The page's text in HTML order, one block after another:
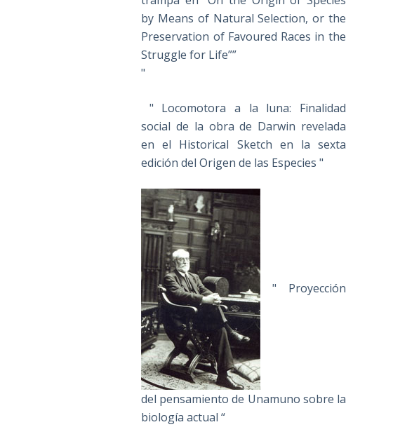
by Means of Natural Selection, or the
Preservation of Favoured Races in the
Struggle for Life””
"
" Locomotora a la luna: Finalidad
social de la obra de Darwin revelada
en el Historical Sketch en la sexta
edición del Origen de las Especies "
" Proyección
del pensamiento de Unamuno sobre la
biología actual “